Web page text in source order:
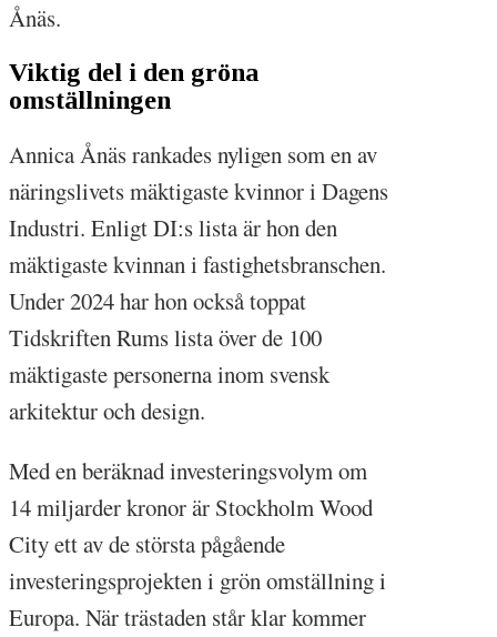
Ånäs.
Viktig del i den gröna
omställningen
Annica Ånäs rankades nyligen som en av
näringslivets mäktigaste kvinnor i Dagens
Industri. Enligt DI:s lista är hon den
mäktigaste kvinnan i fastighetsbranschen.
Under 2024 har hon också toppat
Tidskriften Rums lista över de 100
mäktigaste personerna inom svensk
arkitektur och design.
Med en beräknad investeringsvolym om
14 miljarder kronor är Stockholm Wood
City ett av de största pågående
investeringsprojekten i grön omställning i
Europa. När trästaden står klar kommer